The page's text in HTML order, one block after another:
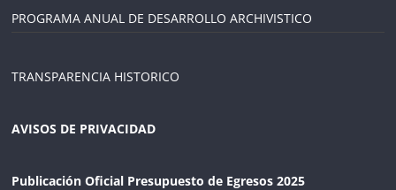
PROGRAMA ANUAL DE DESARROLLO ARCHIVISTICO
TRANSPARENCIA HISTORICO
AVISOS DE PRIVACIDAD
Publicación Oficial Presupuesto de Egresos 2025